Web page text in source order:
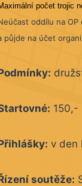
počet trojic
oddílu na
půjde na účet
150,-
v den
soutěže: